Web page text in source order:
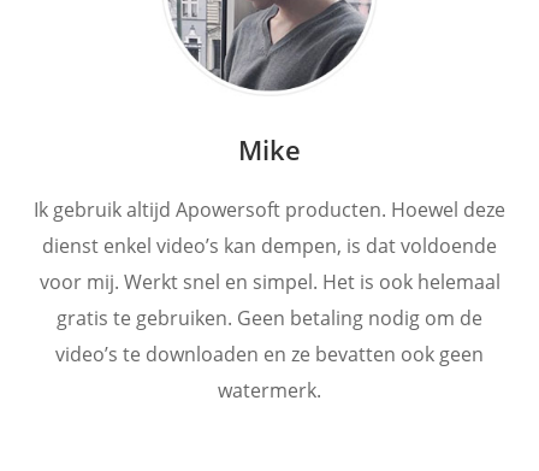
Mike
Ik gebruik altijd Apowersoft producten. Hoewel deze
dienst enkel video’s kan dempen, is dat voldoende
voor mij. Werkt snel en simpel. Het is ook helemaal
gratis te gebruiken. Geen betaling nodig om de
video’s te downloaden en ze bevatten ook geen
watermerk.